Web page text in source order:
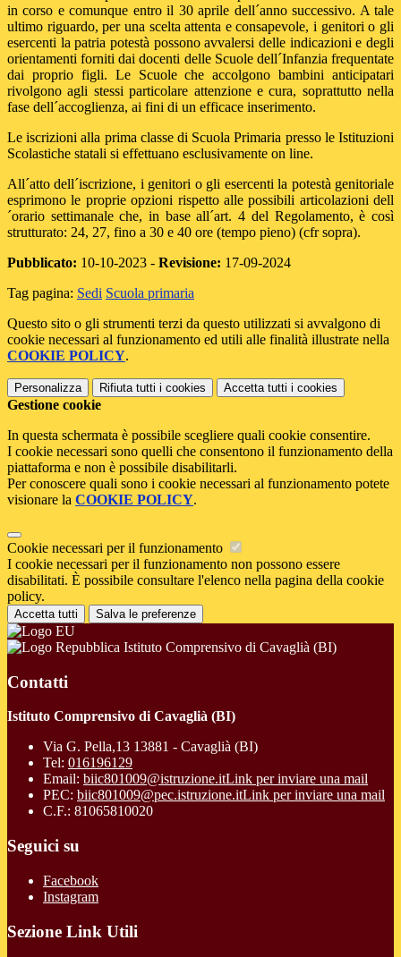
in corso e comunque entro il 30 aprile dell´anno successivo. A tale
ultimo riguardo, per una scelta attenta e consapevole, i genitori o gli
esercenti la patria potestà possono avvalersi delle indicazioni e degli
orientamenti forniti dai docenti delle Scuole dell´Infanzia frequentate
dai proprio figli. Le Scuole che accolgono bambini anticipatari
rivolgono agli stessi particolare attenzione e cura, soprattutto nella
fase dell´accoglienza, ai fini di un efficace inserimento.
Le iscrizioni alla prima classe di Scuola Primaria presso le Istituzioni
Scolastiche statali si effettuano esclusivamente on line.
All´atto dell´iscrizione, i genitori o gli esercenti la potestà genitoriale
esprimono le proprie opzioni rispetto alle possibili articolazioni dell
´orario settimanale che, in base all´art. 4 del Regolamento, è così
strutturato: 24, 27, fino a 30 e 40 ore (tempo pieno) (cfr sopra).
Pubblicato: 10-10-2023 - Revisione: 17-09-2024
Tag pagina: Sedi Scuola primaria
Questo sito o gli strumenti terzi da questo utilizzati si avvalgono di
cookie necessari al funzionamento ed utili alle finalità illustrate nella
COOKIE POLICY.
Personalizza Rifiuta tutti i cookies Accetta tutti i cookies
Gestione cookie
In questa schermata è possibile scegliere quali cookie consentire.
I cookie necessari sono quelli che consentono il funzionamento della
piattaforma e non è possibile disabilitarli.
Per conoscere quali sono i cookie necessari al funzionamento potete
visionare la COOKIE POLICY.
Cookie necessari per il funzionamento
I cookie necessari per il funzionamento non possono essere
disabilitati. È possibile consultare l'elenco nella pagina della cookie
policy.
Accetta tutti Salva le preferenze
Istituto Comprensivo di Cavaglià (BI)
Contatti
Istituto Comprensivo di Cavaglià (BI)
Via G. Pella,13 13881 - Cavaglià (BI)
Tel: 016196129
Email: biic801009@istruzione.itLink per inviare una mail
PEC: biic801009@pec.istruzione.itLink per inviare una mail
C.F.: 81065810020
Seguici su
Facebook
Instagram
Sezione Link Utili